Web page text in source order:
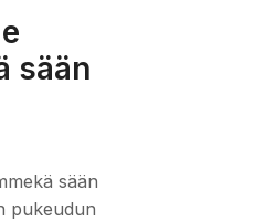
sään
sään
pukeudun